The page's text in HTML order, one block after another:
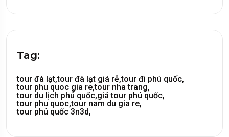
Tag:
tour đà lạt,tour đà lạt giá rẻ,tour đi phú quốc,
tour phu quoc gia re,tour nha trang,
tour du lịch phú quốc,giá tour phú quốc,
tour phu quoc,tour nam du gia re,
tour phú quốc 3n3d,